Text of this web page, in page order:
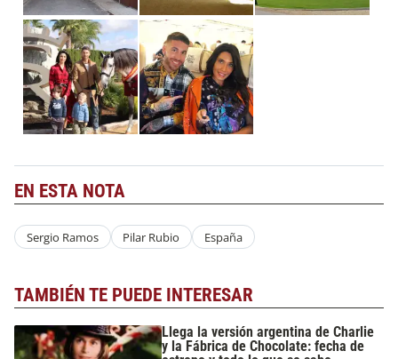
EN ESTA NOTA
Sergio Ramos Pilar Rubio España
TAMBIÉN TE PUEDE INTERESAR
Llega la versión argentina de Charlie
y la Fábrica de Chocolate: fecha de